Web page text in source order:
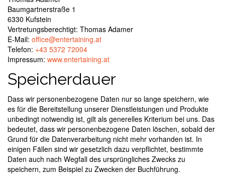
Baumgartnerstraße 1
6330 Kufstein
Vertretungsberechtigt: Thomas Adamer
E-Mail: office@entertaining.at
Telefon: +43 5372 72004
Impressum: www.entertaining.at
Speicherdauer
Dass wir personenbezogene Daten nur so lange speichern, wie
es für die Bereitstellung unserer Dienstleistungen und Produkte
unbedingt notwendig ist, gilt als generelles Kriterium bei uns. Das
bedeutet, dass wir personenbezogene Daten löschen, sobald der
Grund für die Datenverarbeitung nicht mehr vorhanden ist. In
einigen Fällen sind wir gesetzlich dazu verpflichtet, bestimmte
Daten auch nach Wegfall des ursprüngliches Zwecks zu
speichern, zum Beispiel zu Zwecken der Buchführung.